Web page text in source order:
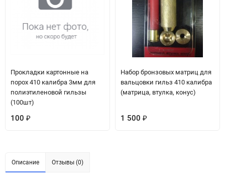
Прокладки картонные на
порох 410 калибра 3мм для
полиэтиленовой гильзы
(100шт)
100 ₽
Набор бронзовых матриц для
вальцовки гильз 410 калибра
(матрица, втулка, конус)
1 500 ₽
Описание Отзывы (0)